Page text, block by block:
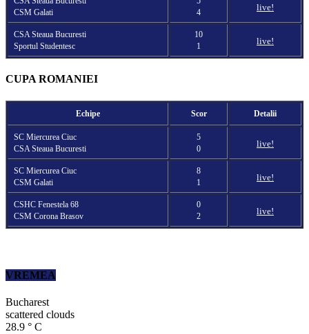
CSM Galati
4
live!
CSA Steaua Bucuresti
Sportul Studentesc
10
1
live!
CUPA ROMANIEI
Echipe Scor Detalii
SC Miercurea Ciuc
CSA Steaua Bucuresti
5
0
live!
SC Miercurea Ciuc
CSM Galati
8
1
live!
CSHC Fenestela 68
CSM Corona Brasov
0
2
live!
VREMEA
Bucharest
scattered clouds
28.9 ° C